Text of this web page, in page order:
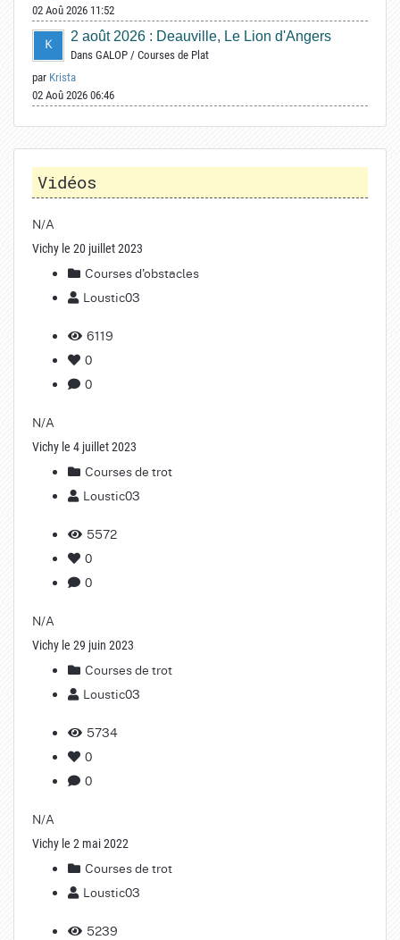
02 Aoû 2026 11:52
2 août 2026 : Deauville, Le Lion d'Angers
Dans GALOP / Courses de Plat
par Krista
02 Aoû 2026 06:46
Vidéos
N/A
Vichy le 20 juillet 2023
Courses d'obstacles
Loustic03
6119
0
0
N/A
Vichy le 4 juillet 2023
Courses de trot
Loustic03
5572
0
0
N/A
Vichy le 29 juin 2023
Courses de trot
Loustic03
5734
0
0
N/A
Vichy le 2 mai 2022
Courses de trot
Loustic03
5239